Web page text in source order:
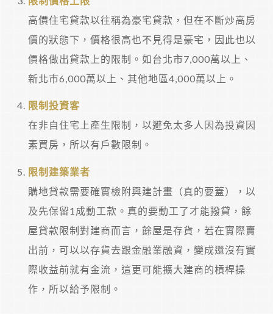
高價住宅貸款以往稱為豪宅貸款，但在不斷炒高房
價的狀態下，價格很高也不見得是豪宅，因此也以
價格做出貸款上的限制。如台北市7,000萬以上、
新北市6,000萬以上、其他地區4,000萬以上。
限制投資客
在非自住宅上產生限制，以避免太多人因為投資因
素買房，所以有戶數限制。
限制建築業者
購地貸款需要確實檢附興建計畫（真的要蓋），以
及先保留1成動工款。真的要動工了才能撥貸，餘
屋貸款限制對建商而言，餘屋是存貨，若在實際賣
出前，可以以存貨去跟金融業融資，變成還沒有實
際收益前就有金流，這更可能擴大建商的槓桿操
作，所以給予限制。